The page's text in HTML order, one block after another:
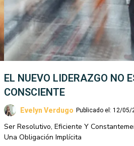
EL NUEVO LIDERAZGO NO
CONSCIENTE
Evelyn Verdugo Publicado el: 12/05/
Ser Resolutivo, Eficiente Y
Una Obligación Implícita